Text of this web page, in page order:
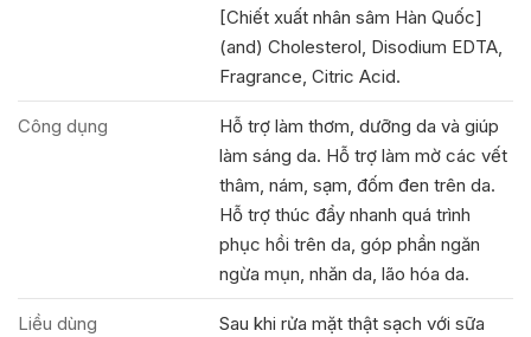
[Chiết xuất nhân sâm Hàn Quốc]
(and) Cholesterol, Disodium EDTA,
Fragrance, Citric Acid.
Công dụng
Hỗ trợ làm thơm, dưỡng da và giúp
làm sáng da. Hỗ trợ làm mờ các vết
thâm, nám, sạm, đốm đen trên da.
Hỗ trợ thúc đẩy nhanh quá trình
phục hồi trên da, góp phần ngăn
ngừa mụn, nhăn da, lão hóa da.
Liều dùng
Sau khi rửa mặt thật sạch với sữa